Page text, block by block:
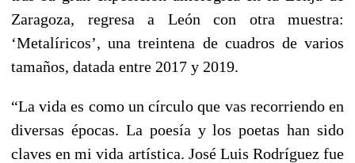
Zaragoza, regresa a León con otra muestra:
‘Metalíricos’, una treintena de cuadros de varios
tamaños, datada entre 2017 y 2019.
“La vida es como un círculo que vas recorriendo en
diversas épocas. La poesía y los poetas han sido
claves en mi vida artística. José Luis Rodríguez fue